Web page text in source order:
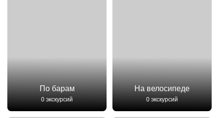
По барам
0 экскурсий
На велосипеде
0 экскурсий